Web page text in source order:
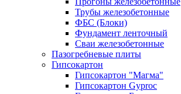
Трубы железобетонные
ФБС (Блоки)
Фундамент ленточный
Сваи железобетонные
Пазогребневые плиты
Гипсокартон
Гипсокартон "Магма"
Гипсокартон Gyproc